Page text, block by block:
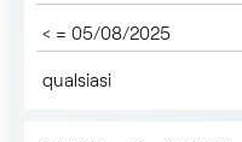
< = 05/08/2025
qualsiasi